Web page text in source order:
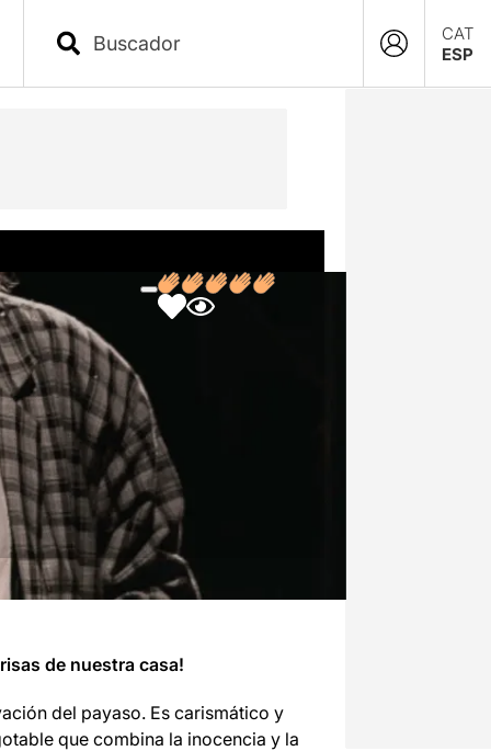
CAT
ESP
de nuestra casa!
del payaso. Es carismático y
que combina la inocencia y la